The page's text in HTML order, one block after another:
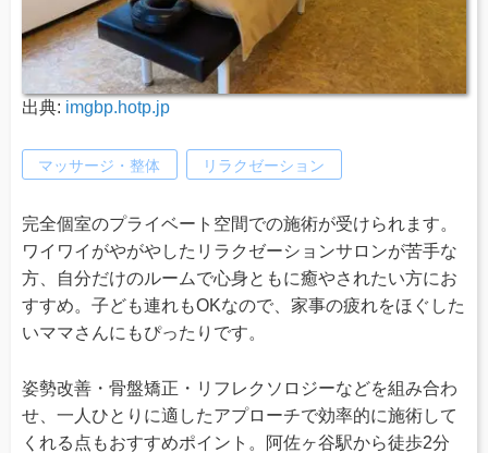
出典: imgbp.hotp.jp
マッサージ・整体 リラクゼーション
完全個室のプライベート空間での施術が受けられます。
ワイワイがやがやしたリラクゼーションサロンが苦手な
方、自分だけのルームで心身ともに癒やされたい方にお
すすめ。子ども連れもOKなので、家事の疲れをほぐした
いママさんにもぴったりです。
姿勢改善・骨盤矯正・リフレクソロジーなどを組み合わ
せ、一人ひとりに適したアプローチで効率的に施術して
くれる点もおすすめポイント。阿佐ヶ谷駅から徒歩2分